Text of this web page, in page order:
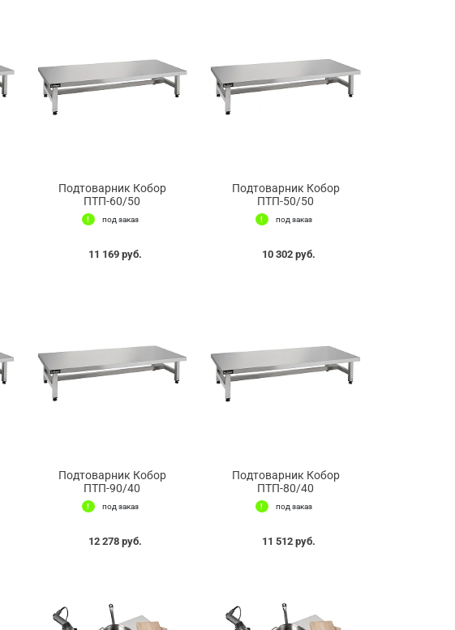
Подтоварник Кобор
ПТП-60/50
под заказ
11 169 руб.
Подтоварник Кобор
ПТП-50/50
под заказ
10 302 руб.
Подтоварник Кобор
ПТП-90/40
под заказ
12 278 руб.
Подтоварник Кобор
ПТП-80/40
под заказ
11 512 руб.